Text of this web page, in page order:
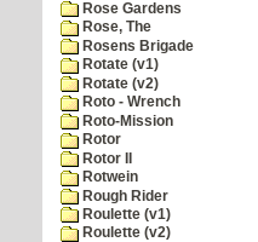
Rose Gardens
Rose, The
Rosens Brigade
Rotate (v1)
Rotate (v2)
Roto - Wrench
Roto-Mission
Rotor
Rotor II
Rotwein
Rough Rider
Roulette (v1)
Roulette (v2)